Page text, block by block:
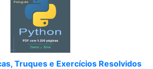
Truques e Exercícios Resolvidos